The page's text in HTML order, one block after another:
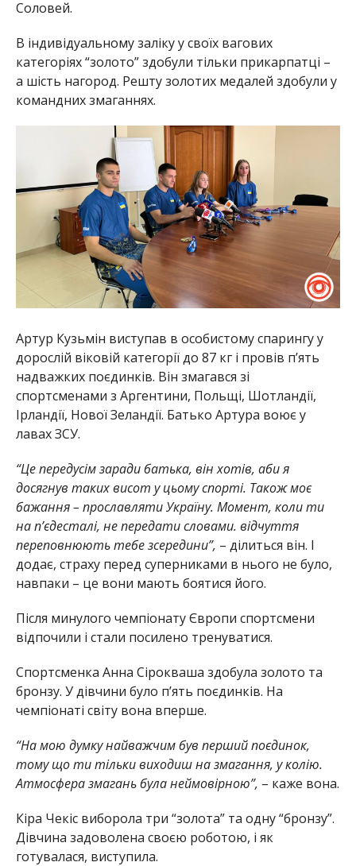
Соловей.
В індивідуальному заліку у своїх вагових
категоріях “золото” здобули тільки прикарпатці –
а шість нагород. Решту золотих медалей здобули у
командних змаганнях.
Артур Кузьмін виступав в особистому спарингу у
дорослій віковій категорії до 87 кг і провів п’ять
надважких поєдинків. Він змагався зі
спортсменами з Аргентини, Польщі, Шотландії,
Ірландії, Нової Зеландії. Батько Артура воює у
лавах ЗСУ.
“Це передусім заради батька, він хотів, аби я
досягнув таких висот у цьому спорті. Також моє
бажання – прославляти Україну. Момент, коли ти
на п’єдесталі, не передати словами. відчуття
переповнюють тебе зсередини”, – ділиться він. І
додає, страху перед суперниками в нього не було,
навпаки – це вони мають боятися його.
Після минулого чемпіонату Європи спортсмени
відпочили і стали посилено тренуватися.
Спортсменка Анна Сірокваша здобула золото та
бронзу. У дівчини було п’ять поєдинків. На
чемпіонаті світу вона вперше.
“На мою думку найважчим був перший поєдинок,
тому що ти тільки виходиш на змагання, у колію.
Атмосфера змагань була неймовірною”, – каже вона.
Кіра Чекіс виборола три “золота” та одну “бронзу”.
Дівчина задоволена своєю роботою, і як
готувалася, виступила.